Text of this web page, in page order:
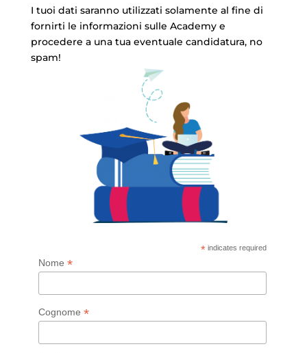
I tuoi dati saranno utilizzati solamente al fine di
fornirti le informazioni sulle Academy e
procedere a una tua eventuale candidatura, no
spam!
* indicates required
Nome *
Cognome *